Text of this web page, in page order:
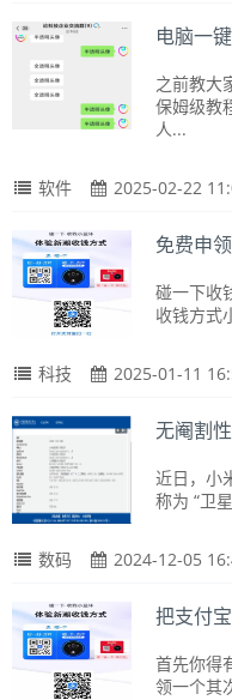
电脑一
之前教大
保姆级教
人...
软件 2025-02-22
免费申
碰一下收
收钱方式
科技 2025-01-11
无阉割
近日，小
称为 “卫
数码 2024-12-05
把支付
首先你得
领一个其